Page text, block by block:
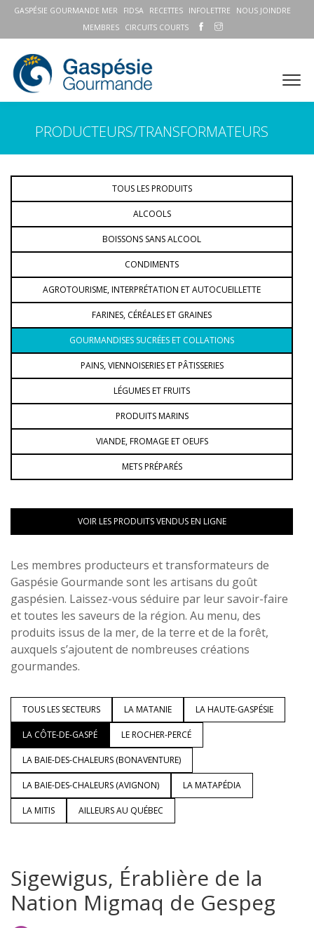
GASPÉSIE GOURMANDE MER FIDSA RECETTES INFOLETTRE
NOUS JOINDRE
MEMBRES
CIRCUITS COURTS
PRODUCTEURS/TRANSFORMATEURS
TOUS LES PRODUITS
ALCOOLS
BOISSONS SANS ALCOOL
CONDIMENTS
AGROTOURISME, INTERPRÉTATION ET AUTOCUEILLETTE
FARINES, CÉRÉALES ET GRAINES
GOURMANDISES SUCRÉES ET COLLATIONS
PAINS, VIENNOISERIES ET PÂTISSERIES
LÉGUMES ET FRUITS
PRODUITS MARINS
VIANDE, FROMAGE ET OEUFS
METS PRÉPARÉS
VOIR LES PRODUITS VENDUS EN LIGNE
Les membres producteurs et transformateurs de
Gaspésie Gourmande sont les artisans du goût
gaspésien. Laissez-vous séduire par leur savoir-faire
et toutes les saveurs de la région. Au menu, des
produits issus de la mer, de la terre et de la forêt,
auxquels s’ajoutent de nombreuses créations
gourmandes.
TOUS LES SECTEURS LA MATANIE LA HAUTE-GASPÉSIE
LA CÔTE-DE-GASPÉ LE ROCHER-PERCÉ
LA BAIE-DES-CHALEURS (BONAVENTURE)
LA BAIE-DES-CHALEURS (AVIGNON) LA MATAPÉDIA
LA MITIS AILLEURS AU QUÉBEC
Sigewigus, Érablière de la
Nation Migmaq de Gespeg